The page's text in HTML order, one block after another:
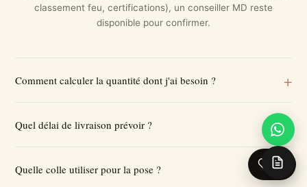
classement feu, certifications), un conseiller MD reste
disponible pour confirmer.
Comment calculer la quantité dont j'ai besoin ?
Quel délai de livraison prévoir ?
Quelle colle utiliser pour la pose ? 0